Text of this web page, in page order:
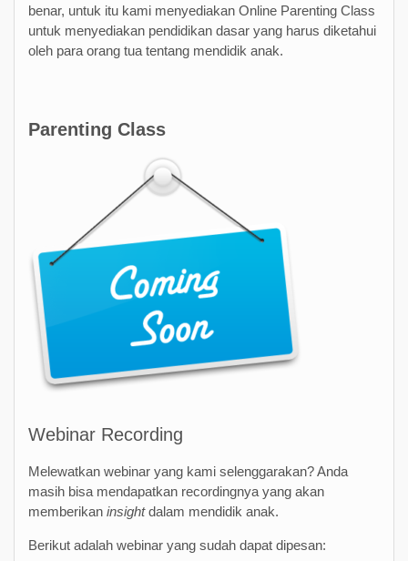
benar, untuk itu kami menyediakan Online Parenting Class
untuk menyediakan pendidikan dasar yang harus diketahui
oleh para orang tua tentang mendidik anak.
Parenting Class
Webinar Recording
Melewatkan webinar yang kami selenggarakan? Anda
masih bisa mendapatkan recordingnya yang akan
memberikan insightdalam mendidik anak.
Berikut adalah webinar yang sudah dapat dipesan: